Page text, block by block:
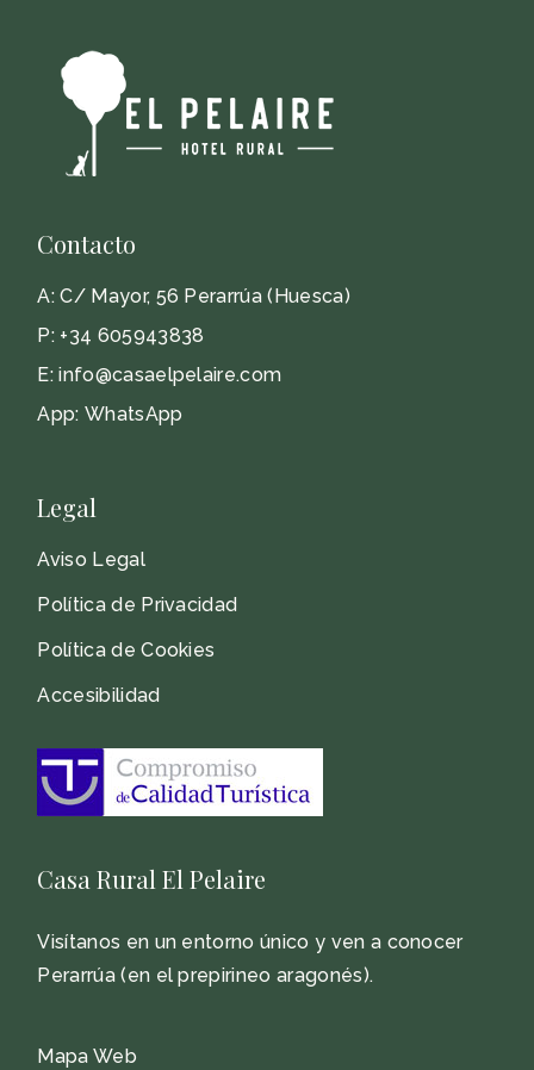
Contacto
A:C/ Mayor, 56 Perarrúa (Huesca)
P: +34 605943838
E:info@casaelpelaire.com
App: WhatsApp
Legal
Aviso Legal
Política de Privacidad
Política de Cookies
Accesibilidad
Casa Rural El Pelaire
Visítanos en un entorno único y ven a conocer
Perarrúa (en el prepirineo aragonés).
Mapa Web